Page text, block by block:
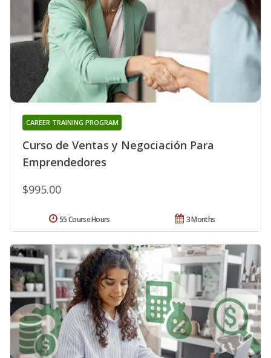
Curso de Ventas y Negociación Para
Emprendedores
CAREER TRAINING PROGRAM
$995.00
3 Months
55 Course Hours